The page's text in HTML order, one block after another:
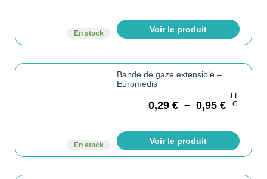
En stock Voir le produit
En stock
Bande de gaze extensible –
Euromedis
0,29 € – 0,95 €
TT
C
Voir le produit